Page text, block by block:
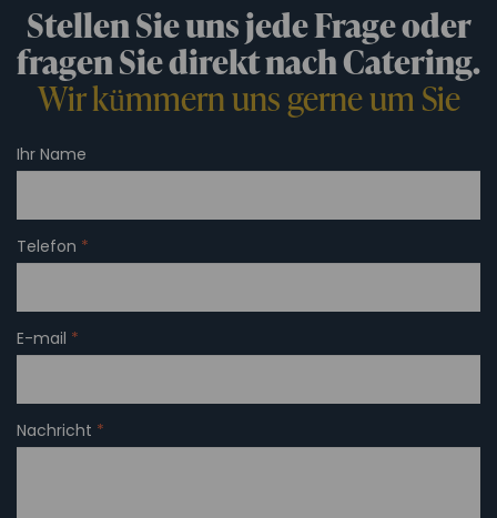
Stellen Sie uns jede Frage oder
fragen Sie direkt nach Catering.
Wir kümmern uns gerne um Sie
Ihr Name
Telefon *
E-mail *
Nachricht *